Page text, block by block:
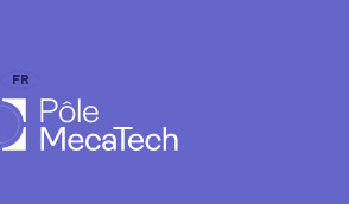
MecaTech
FR
EN